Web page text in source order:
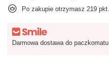
Po zakupie otrzymasz 219 pkt.
Darmowa dostawa do paczkomatu